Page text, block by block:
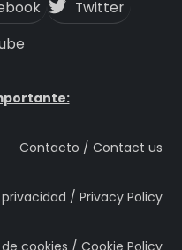
Twitter
Contacto / Contact us
/ Privacy Policy
cookies / Cookie Policy